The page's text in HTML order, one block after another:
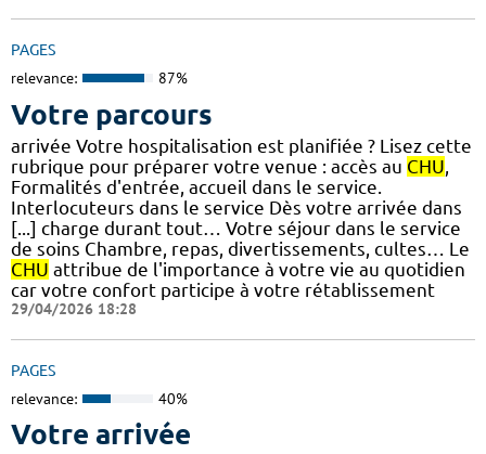
PAGES
relevance: 87%
Votre parcours
arrivée Votre hospitalisation est planifiée ? Lisez cette
rubrique pour préparer votre venue : accès au CHU
Formalités d'entrée, accueil dans le service.
Interlocuteurs dans le service Dès votre arrivée dans
[...] charge durant tout… Votre séjour dans le service
de soins Chambre, repas, divertissements, cultes… Le
CHU attribue de l'importance à votre vie au quotidien
car votre confort participe à votre rétablissement
29/04/2026 18:28
PAGES
relevance: 40%
Votre arrivée